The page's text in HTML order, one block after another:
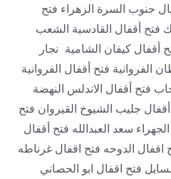
جنوب السرة الزهراء فتح
فتح أقفال القادسية الشعب
أقفال كيفان الشامية نجار
الفروانية فتح أقفال الفروانية
فتح أقفال الاندلس النهضة
جليب الشيوخ القيروان فتح
سعد العبدالله فتح أقفال
اقفال الدوحه فتح اقفال غرناطه
فتح اقفال ابو الحصاني